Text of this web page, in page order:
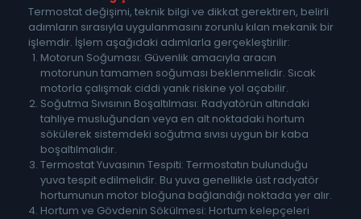
Termostat değişimi, teknik bilgi ve dikkat gerektiren, belirli
adımların sırasıyla uygulanmasını zorunlu kılan mekanik bir
işlemdir. İşlem aşağıdaki adımlarla gerçekleştirilir:
Motorun Soğuması: Güvenlik amacıyla aracın
motorunun tamamen soğuması beklenmelidir. Sıcak
motorla çalışmak ciddi yanık riskine yol açabilir.
Soğutma Sıvısının Boşaltılması: Radyatörün altındaki
tahliye musluğundan veya en alt noktadaki hortum
sökülerek sistemdeki soğutma sıvısı uygun bir kaba
boşaltılmalıdır.
Termostat Yuvasının Tespiti: Termostatın bulunduğu
yuva tespit edilmelidir. Bu yuva genellikle üst radyatör
hortumunun motor bloğuna bağlandığı noktada yer alır.
Hortum ve Gövdenin Sökülmesi: Hortum kelepçeleri